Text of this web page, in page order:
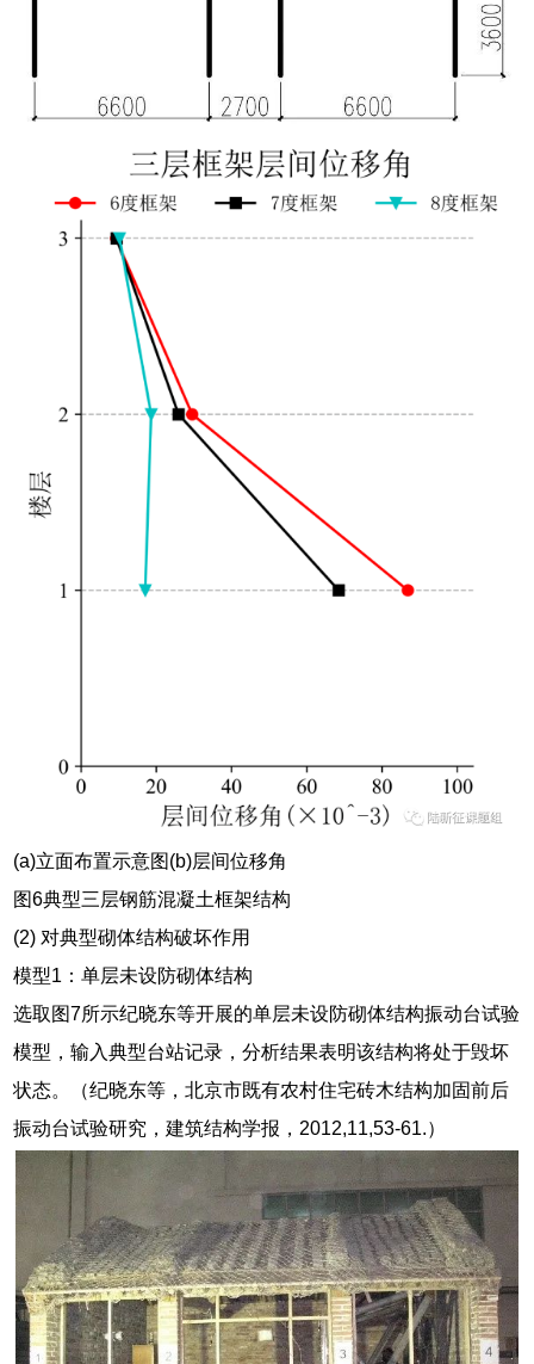
(a)立面布置示意图(b)层间位移角
图6典型三层钢筋混凝土框架结构
(2) 对典型砌体结构破坏作用
模型1：单层未设防砌体结构
选取图7所示纪晓东等开展的单层未设防砌体结构振动台试验
模型，输入典型台站记录，分析结果表明该结构将处于毁坏
状态。（纪晓东等，北京市既有农村住宅砖木结构加固前后
振动台试验研究，建筑结构学报，2012,11,53-61.）